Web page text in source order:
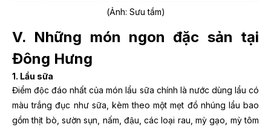
(Ảnh: Sưu tầm)
V. Những món ngon đặc sản tại
Đông Hưng
1. Lẩu sữa
Điểm độc đáo nhất của món lẩu sữa chính là nước dùng lẩu có
màu trắng đục như sữa, kèm theo một mẹt đồ nhúng lẩu bao
gồm thịt bò, sườn sụn, nấm, đậu, các loại rau, mỳ gạo, mỳ tôm